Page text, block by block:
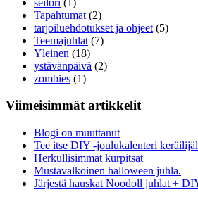
Tapahtumat (2)
tarjoiluehdotukset ja ohjeet (5)
Teemajuhlat (7)
Yleinen (18)
ystävänpäivä (2)
zombies (1)
Viimeisimmät artikkelit
Blogi on muuttanut
Tee itse DIY -joulukalenteri
Herkullisimmat kurpitsat
Mustavalkoinen halloween juhla.
Järjestä hauskat Noodoll juhlat +